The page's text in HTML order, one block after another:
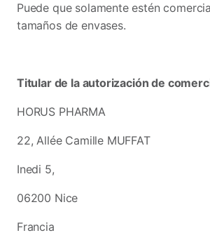
Puede que solamente estén
tamaños de envases.
Titular de la autorización de
HORUS PHARMA
22, Allée Camille MUFFAT
Inedi 5,
06200 Nice
Francia